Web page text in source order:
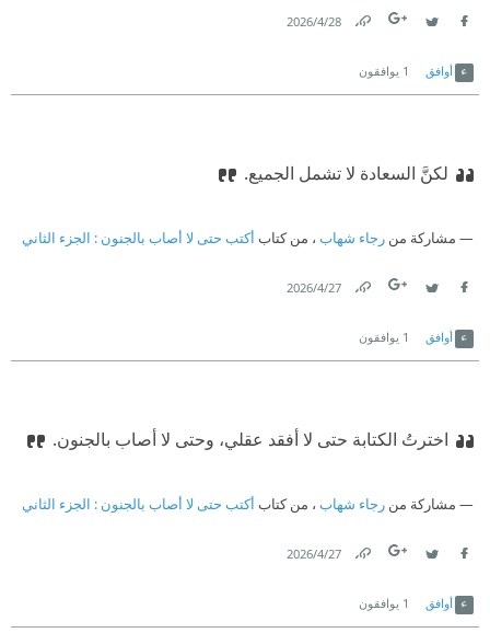
28‏/4‏/2026
أوافق 1 يوافقون
‫‏لكنَّ السعادة لا تشمل الجميع.
مشاركة من رجاء شهاب ، من كتاب أكتب حتى لا أصاب بالجنون : الجزء الثاني
27‏/4‏/2026
أوافق 1 يوافقون
اخترتُ الكتابة حتى لا أفقد عقلي، وحتى لا أصاب بالجنون.‏
مشاركة من رجاء شهاب ، من كتاب أكتب حتى لا أصاب بالجنون : الجزء الثاني
27‏/4‏/2026
أوافق 1 يوافقون